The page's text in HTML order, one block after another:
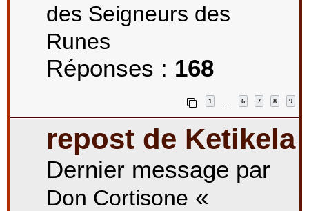
des Seigneurs des
Runes
Réponses : 168
1 6 7 8 9
repost de Ketikela
Dernier message par
Don Cortisone «